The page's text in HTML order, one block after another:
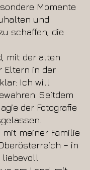
Momente
und
schaffen, die
mit der alten
Eltern in der
Ich will
Seitdem
der Fotografie
meiner Familie
– in
liebevoll